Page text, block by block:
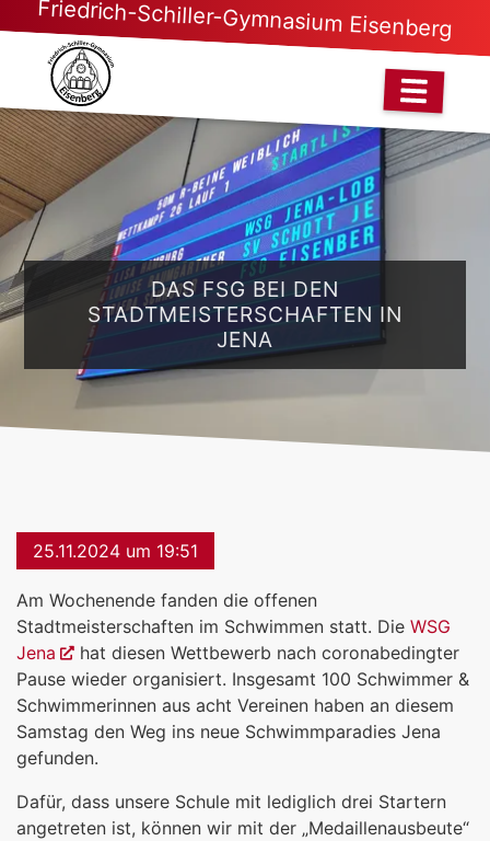
Friedrich-Schiller-Gymnasium Eisenberg
DAS FSG BEI DEN
STADTMEISTERSCHAFTEN IN
JENA
25.11.2024 um 19:51
Am Wochenende fanden die offenen
Stadtmeisterschaften im Schwimmen statt. Die WSG
Jena
hat diesen Wettbewerb nach coronabedingter
Pause wieder organisiert. Insgesamt 100 Schwimmer &
Schwimmerinnen aus acht Vereinen haben an diesem
Samstag den Weg ins neue Schwimmparadies Jena
gefunden.
Dafür, dass unsere Schule mit lediglich drei Startern
angetreten ist, können wir mit der „Medaillenausbeute“